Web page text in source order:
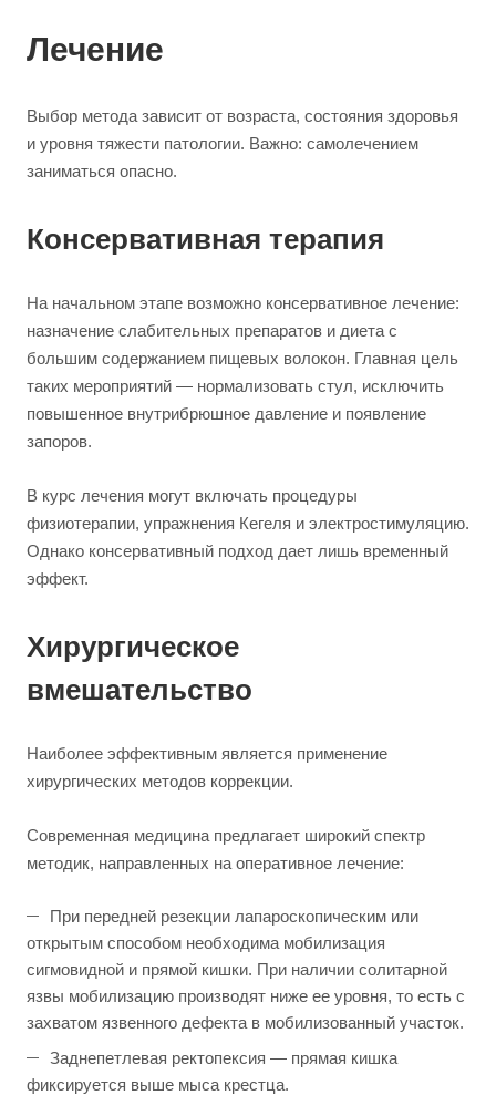
Лечение
Выбор метода зависит от возраста, состояния здоровья
и уровня тяжести патологии. Важно: самолечением
заниматься опасно.
Консервативная терапия
На начальном этапе возможно консервативное лечение:
назначение слабительных препаратов и диета с
большим содержанием пищевых волокон. Главная цель
таких мероприятий — нормализовать стул, исключить
повышенное внутрибрюшное давление и появление
запоров.
В курс лечения могут включать процедуры
физиотерапии, упражнения Кегеля и электростимуляцию.
Однако консервативный подход дает лишь временный
эффект.
Хирургическое
вмешательство
Наиболее эффективным является применение
хирургических методов коррекции.
Современная медицина предлагает широкий спектр
методик, направленных на оперативное лечение:
При передней резекции лапароскопическим или
открытым способом необходима мобилизация
сигмовидной и прямой кишки. При наличии солитарной
язвы мобилизацию производят ниже ее уровня, то есть с
захватом язвенного дефекта в мобилизованный участок.
Заднепетлевая ректопексия — прямая кишка
фиксируется выше мыса крестца.